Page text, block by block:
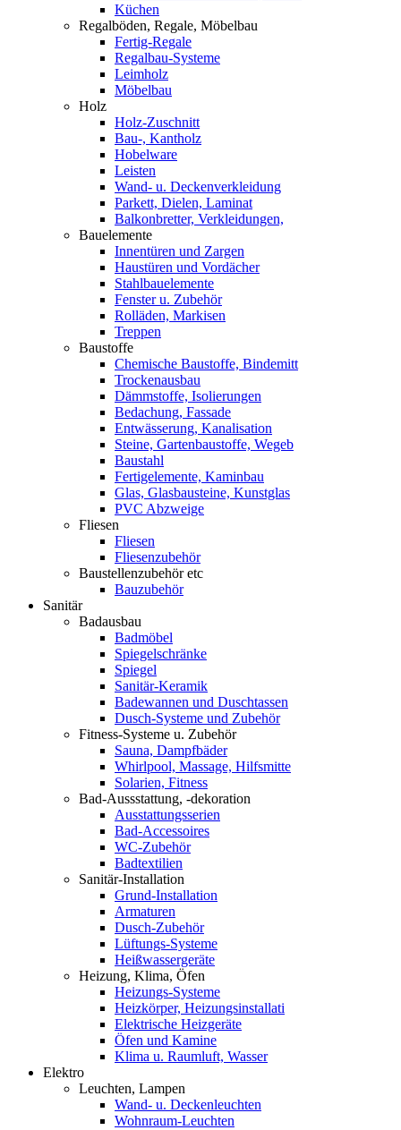
Küchen
Regalböden, Regale, Möbelbau
Fertig-Regale
Regalbau-Systeme
Leimholz
Möbelbau
Holz
Holz-Zuschnitt
Bau-, Kantholz
Hobelware
Leisten
Wand- u. Deckenverkleidung
Parkett, Dielen, Laminat
Balkonbretter, Verkleidungen,
Bauelemente
Innentüren und Zargen
Haustüren und Vordächer
Stahlbauelemente
Fenster u. Zubehör
Rolläden, Markisen
Treppen
Baustoffe
Chemische Baustoffe, Bindemitt
Trockenausbau
Dämmstoffe, Isolierungen
Bedachung, Fassade
Entwässerung, Kanalisation
Steine, Gartenbaustoffe, Wegeb
Baustahl
Fertigelemente, Kaminbau
Glas, Glasbausteine, Kunstglas
PVC Abzweige
Fliesen
Fliesen
Fliesenzubehör
Baustellenzubehör etc
Bauzubehör
Sanitär
Badausbau
Badmöbel
Spiegelschränke
Spiegel
Sanitär-Keramik
Badewannen und Duschtassen
Dusch-Systeme und Zubehör
Fitness-Systeme u. Zubehör
Sauna, Dampfbäder
Whirlpool, Massage, Hilfsmitte
Solarien, Fitness
Bad-Aussstattung, -dekoration
Ausstattungsserien
Bad-Accessoires
WC-Zubehör
Badtextilien
Sanitär-Installation
Grund-Installation
Armaturen
Dusch-Zubehör
Lüftungs-Systeme
Heißwassergeräte
Heizung, Klima, Öfen
Heizungs-Systeme
Heizkörper, Heizungsinstallati
Elektrische Heizgeräte
Öfen und Kamine
Klima u. Raumluft, Wasser
Elektro
Leuchten, Lampen
Wand- u. Deckenleuchten
Wohnraum-Leuchten